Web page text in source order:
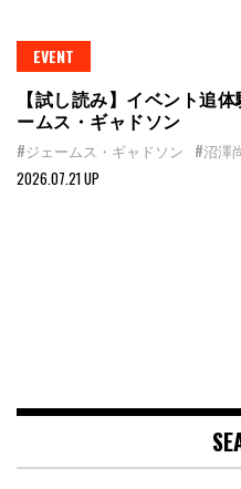
EVENT
【試し読み】イベント追
ームス・ギャドソン
#ジェームス・ギャドソン #沼澤
2026.07.21 UP